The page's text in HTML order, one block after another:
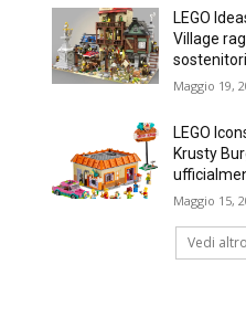
LEGO
Village
sostenitori
Maggio 19,
LEGO
Krusty
Maggio 15,
Vedi